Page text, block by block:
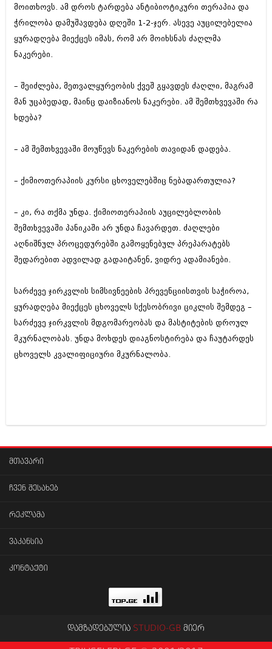
იანვარი 2013 (334)
დეკემბერი 2012 (98)
ნოემბერი 2012 (295)
ოქტომბერი 2012 (350)
სექტემბერი 2012 (264)
ივნისი 2012 (282)
მაისი 2012 (240)
იანვარი 2012 (322)
ოქტომბერი 2011 (754)
სექტემბერი 2011 (407)
ივლისი 2011 (400)
ივნისი 2011 (438)
აპრილი 2011 (294)
მარტი 2011 (654)
(157)
დეკემბერი 2010 (881)
ნოემბერი 2010 (422)
ოქტომბერი 2010 (341)
სექტემბერი 2010 (449)
აგვისტო 2010 (461)
სექტემბერი 2009 (541)
ივნისი 0212 (2)
ნოემბერი 0201 (1)
მოითხოვს. ამ დროს ტარდება ანტიბიოტიკური თერაპია და
ჭრილობა დამუშავდება დღეში 1-2-ჯერ. ასევე აუცილებელია
ყურადღება მიექცეს იმას, რომ არ მოიხსნას ძაღლმა
ნაკერები.
– შეიძლება, მეთვალყურეობის ქვეშ გყავდეს ძაღლი, მაგრამ
მან უცაბედად, მაინც დაიზიანოს ნაკერები. ამ შემთხვევაში რა
ხდება?
– ამ შემთხვევაში მოუწევს ნაკერების თავიდან დადება.
– ქიმიოთერაპიის კურსი ცხოველებშიც ნებადართულია?
– კი, რა თქმა უნდა. ქიმიოთერაპიის აუცილებლობის
შემთხვევაში პანიკაში არ უნდა ჩავარდეთ. ძაღლები
აღნიშნულ პროცედურებში გამოყენებულ პრეპარატებს
შედარებით ადვილად გადაიტანენ, ვიდრე ადამიანები.
სარძევე ჯირკვლის სიმსივნეების პრევენციისთვის საჭიროა,
ყურადღება მიექცეს ცხოველს სქესობრივი ციკლის შემდეგ –
სარძევე ჯირკვლის მდგომარეობას და მასტიტების დროულ
მკურნალობას. უნდა მოხდეს დიაგნოსტირება და ჩაუტარდეს
ცხოველს კვალიფიციური მკურნალობა.
მთავარი
ჩვენ შესახებ
რეკლამა
ვაკანსია
კონტაქტი
დამზადებულია STUDIO-GB მიერ